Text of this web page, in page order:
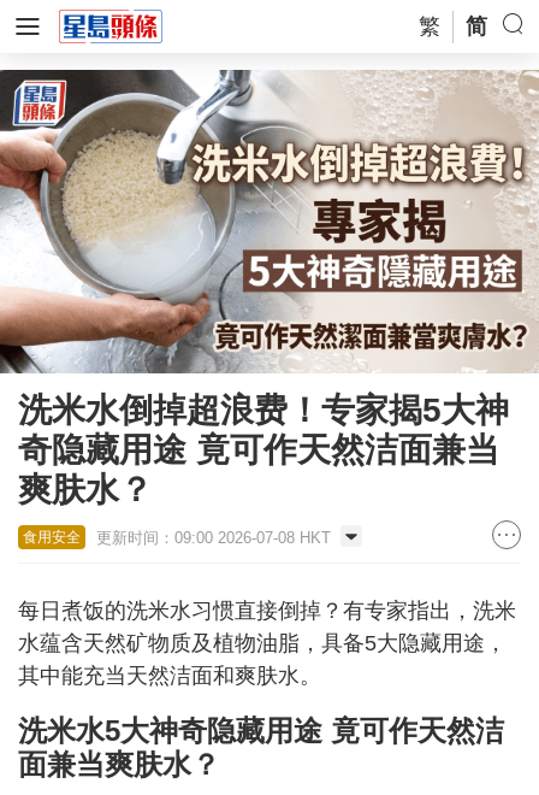
繁 简
洗米水倒掉超浪费！专家揭5大神
奇隐藏用途 竟可作天然洁面兼当
爽肤水？
食用安全 更新时间：09:00 2026-07-08 HKT
每日煮饭的洗米水习惯直接倒掉？有专家指出，洗米
水蕴含天然矿物质及植物油脂，具备5大隐藏用途，
其中能充当天然洁面和爽肤水。
洗米水5大神奇隐藏用途 竟可作天然洁
面兼当爽肤水？